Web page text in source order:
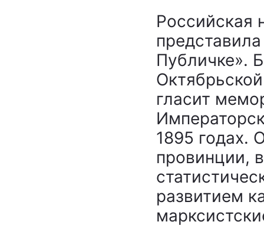
Российская
Публичке».
гласит
1895 годах.
провинции,
развитием